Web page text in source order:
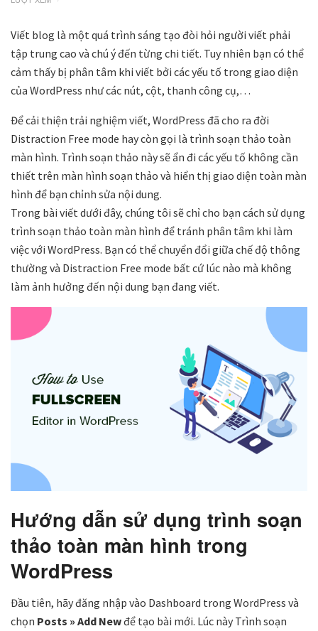
Viết blog là một quá trình sáng tạo đòi hỏi người viết phải
tập trung cao và chú ý đến từng chi tiết. Tuy nhiên bạn có thể
cảm thấy bị phân tâm khi viết bởi các yếu tố trong giao diện
của WordPress như các nút, cột, thanh công cụ,…
Để cải thiện trải nghiệm viết, WordPress đã cho ra đời
Distraction Free mode hay còn gọi là trình soạn thảo toàn
màn hình. Trình soạn thảo này sẽ ẩn đi các yếu tố không cần
thiết trên màn hình soạn thảo và hiển thị giao diện toàn màn
hình để bạn chỉnh sửa nội dung.
Trong bài viết dưới đây, chúng tôi sẽ chỉ cho bạn cách sử dụng
trình soạn thảo toàn màn hình để tránh phân tâm khi làm
việc với WordPress. Bạn có thể chuyển đổi giữa chế độ thông
thường và Distraction Free mode bất cứ lúc nào mà không
làm ảnh hưởng đến nội dung bạn đang viết.
Hướng dẫn sử dụng trình soạn
thảo toàn màn hình trong
WordPress
Đầu tiên, hãy đăng nhập vào Dashboard trong WordPress và
chọn Posts » Add Newđể tạo bài mới. Lúc này Trình soạn